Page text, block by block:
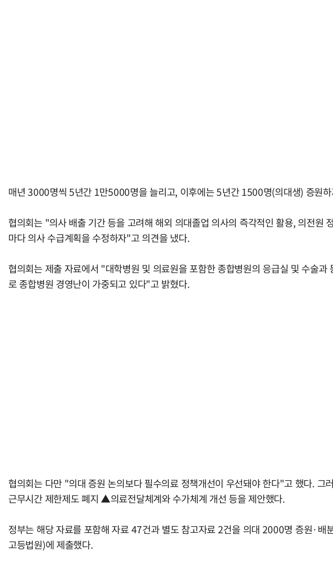
매년 3000명씩 5년간 1만5000명을 늘리고, 이후에는 5년간 1500명(의대생) 증원
협의회는 "의사 배출 기간 등을 고려해 해외 의대졸업 의사의 즉각적인 활용, 의전
마다 의사 수급계획을 수정하자"고 의견을 냈다.
협의회는 제출 자료에서 "대학병원 및 의료원을 포함한 종합병원의 응급실 및 수술
로 종합병원 경영난이 가중되고 있다"고 밝혔다.
협의회는 다만 "의대 증원 논의보다 필수의료 정책개선이 우선돼야 한다"고 했다.
근무시간 제한제도 폐지 ▲의료전달체계와 수가체계 개선 등을 제안했다.
정부는 해당 자료를 포함해 자료 47건과 별도 참고자료 2건을 의대 2000명 증원·
고등법원)에 제출했다.